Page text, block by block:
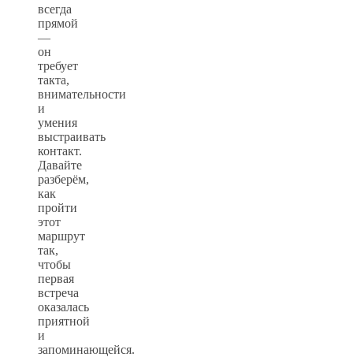
всегда
прямой
—
он
требует
такта,
внимательности
и
умения
выстраивать
контакт.
Давайте
разберём,
как
пройти
этот
маршрут
так,
чтобы
первая
встреча
оказалась
приятной
и
запоминающейся.